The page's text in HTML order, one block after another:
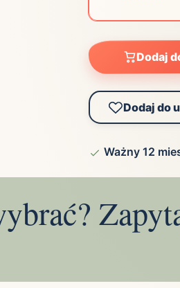
Dodaj
Dodaj do
Ważny 12